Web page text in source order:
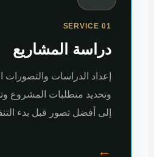
SERVICE 01
دراسة المشاريع
إعداد الدراسات والتصورات
وتحديد متطلبات المشروع
إلى أفضل تصور قبل بدء
←